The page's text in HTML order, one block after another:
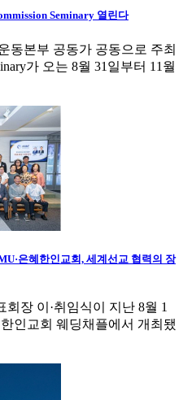
Seminary 열린다
동본부 공동가 공동으로 주최
가 오는 8월 31일부터 11월
은혜한인교회, 세계선교 협력의 장
장 이·취임식이 지난 8월 1
인교회 웨딩채플에서 개최됐